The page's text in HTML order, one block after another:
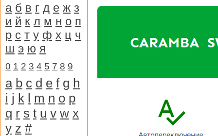
а б в г д е ж з
и й к л м н о п
р с т у ф х ц ч
ш э ю я
0 1 2 3 4 5 7 8 9
a b c d e f g h
i j k l m n o p
q r s t u v w x
y z #